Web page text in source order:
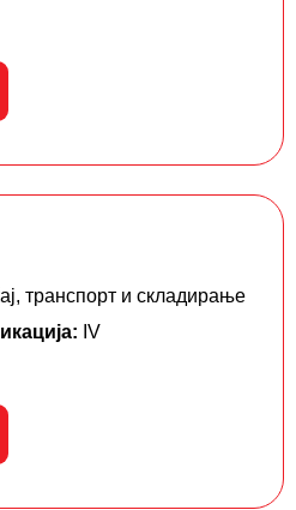
транспорт и складирање
IV